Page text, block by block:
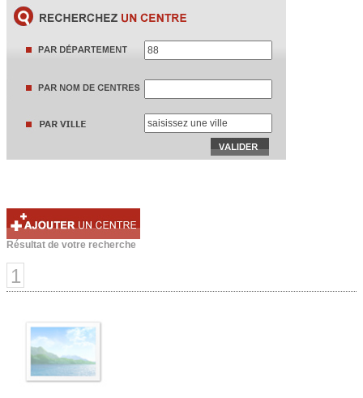
Résultat de votre recherche
1